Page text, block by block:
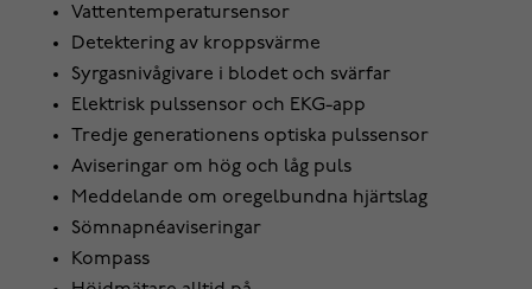
Vattentemperatursensor
Detektering av kroppsvärme
Syrgasnivågivare i blodet och svärfar
Elektrisk pulssensor och EKG-app
Tredje generationens optiska pulssensor
Aviseringar om hög och låg puls
Meddelande om oregelbundna hjärtslag
Sömnapnéaviseringar
Kompass